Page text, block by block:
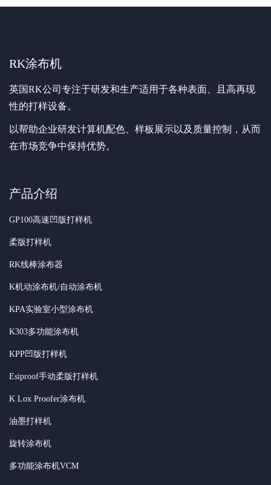
RK涂布机
英国RK公司专注于研发和生产适用于各种表面、且高再现
性的打样设备。
以帮助企业研发计算机配色、样板展示以及质量控制，从而
在市场竞争中保持优势。
产品介绍
GP100高速凹版打样机
柔版打样机
RK线棒涂布器
K机动涂布机/自动涂布机
KPA实验室小型涂布机
K303多功能涂布机
KPP凹版打样机
Esiproof手动柔版打样机
K Lox Proofer涂布机
油墨打样机
旋转涂布机
多功能涂布机VCM